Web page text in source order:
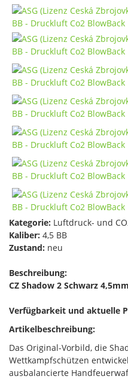
Kategorie: Luftdruck- und
Kaliber: 4,5 BB
Zustand: neu
Beschreibung:
CZ Shadow 2 Schwarz
Verfügbarkeit und aktuelle
Artikelbeschreibung:
Das Original-Vorbild, die
Wettkampfschützen
ausbalancierte